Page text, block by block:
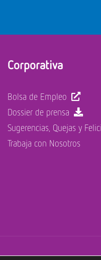
Corporativa
Bolsa de Empleo
Dossier de prensa
Sugerencias, Quejas y
Trabaja con Nosotros